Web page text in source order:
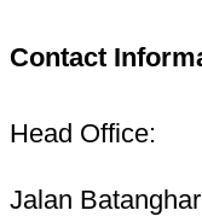
Contact
Head Office:
Jalan